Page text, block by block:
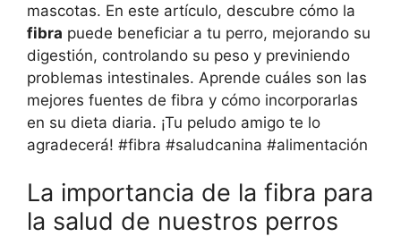
mascotas. En este artículo, descubre cómo la
fibra puede beneficiar a tu perro, mejorando su
digestión, controlando su peso y previniendo
problemas intestinales. Aprende cuáles son las
mejores fuentes de fibra y cómo incorporarlas
en su dieta diaria. ¡Tu peludo amigo te lo
agradecerá! #fibra #saludcanina #alimentación
La importancia de la fibra para
la salud de nuestros perros